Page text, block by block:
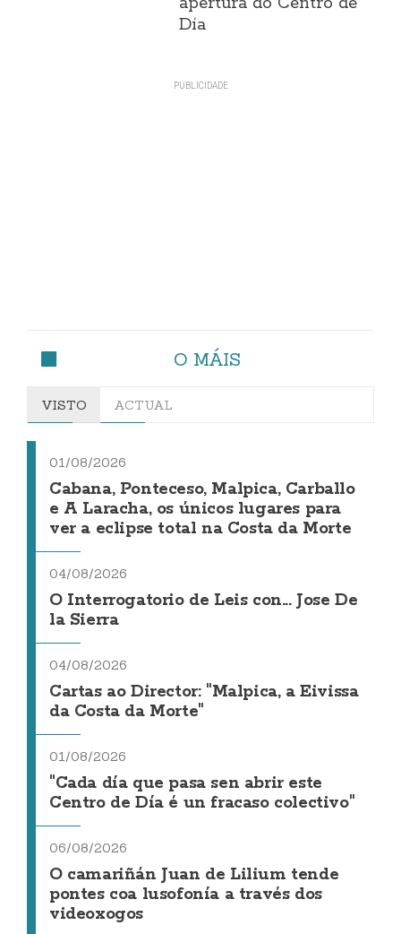
Día
O MÁIS
VISTO ACTUAL
01/08/2026
Cabana, Ponteceso, Malpica, Carballo
e A Laracha, os únicos lugares para
ver a eclipse total na Costa da Morte
04/08/2026
O Interrogatorio de Leis con... Jose De
la Sierra
04/08/2026
Cartas ao Director: "Malpica, a Eivissa
da Costa da Morte"
01/08/2026
"Cada día que pasa sen abrir este
Centro de Día é un fracaso colectivo"
06/08/2026
O camariñán Juan de Lilium tende
pontes coa lusofonía a través dos
videoxogos